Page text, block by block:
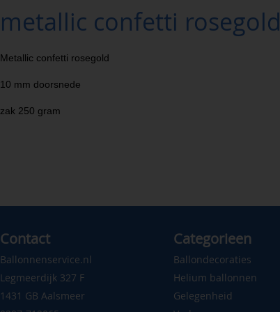
metallic confetti rosegold
Metallic confetti rosegold
10 mm doorsnede
zak 250 gram
Contact
Ballonnenservice.nl
Legmeerdijk 327 F
1431 GB Aalsmeer
Categorieen
Ballondecoraties
Helium ballonnen
Gelegenheid